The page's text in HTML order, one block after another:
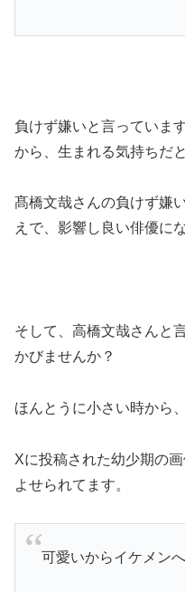
負けず嫌いと言っていま
から、生まれる気持ちだ
髙橋文哉さんの負けず嫌
えで、影響し良い俳優に
そして、高橋文哉さんと
かびませんか？
ほんとうに小さい時から
Xに投稿された幼少期の
よせられてます。
可愛いからイケメンへ